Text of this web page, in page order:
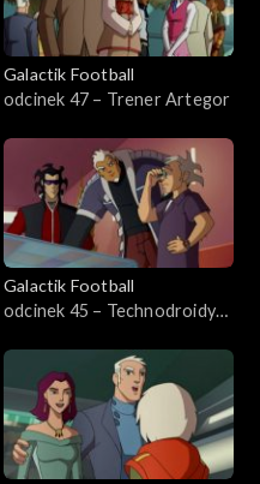
Galactik Football
odcinek 47 – Trener Artegor
Galactik Football
odcinek 45 – Technodroidy